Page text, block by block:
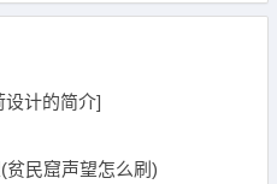
设计的简介]
贫民窟声望怎么刷)